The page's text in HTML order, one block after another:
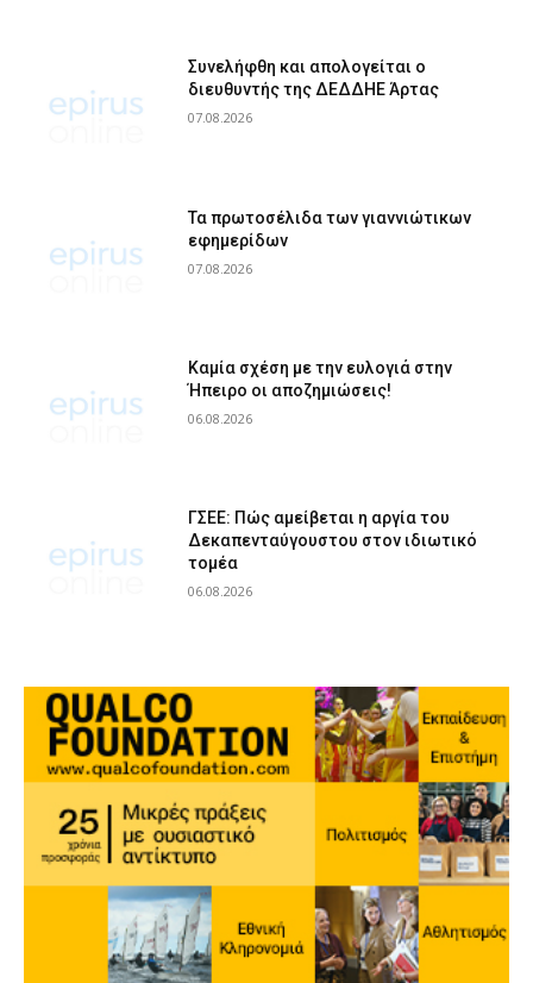
Συνελήφθη και απολογείται ο
διευθυντής της ΔΕΔΔΗΕ Άρτας
07.08.2026
Τα πρωτοσέλιδα των γιαννιώτικων
εφημερίδων
07.08.2026
Καμία σχέση με την ευλογιά στην
Ήπειρο οι αποζημιώσεις!
06.08.2026
ΓΣΕΕ: Πώς αμείβεται η αργία του
Δεκαπενταύγουστου στον ιδιωτικό
τομέα
06.08.2026